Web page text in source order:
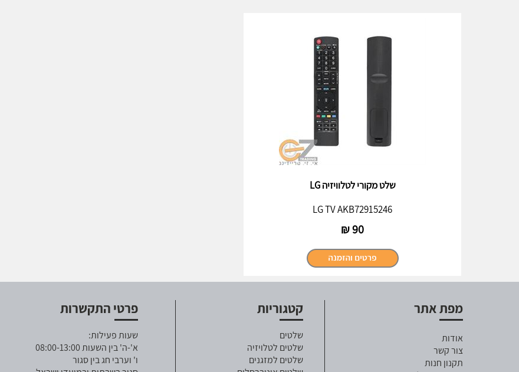
שלט מקורי לטלוויזיה LG
LG TV AKB72915246
90
₪
מפת אתר
אודות
צור קשר
תקנון חנות
קטגוריות
שלטים
שלטים לטלויזיה
שלטים למזגנים
פרטי התקשרות
שעות פעילות:
א'-ה' בין השעות 08:00-13:00
ו' וערבי חג בין סגור